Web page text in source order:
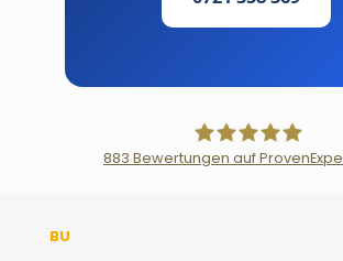
883 Bewertungen auf
BU